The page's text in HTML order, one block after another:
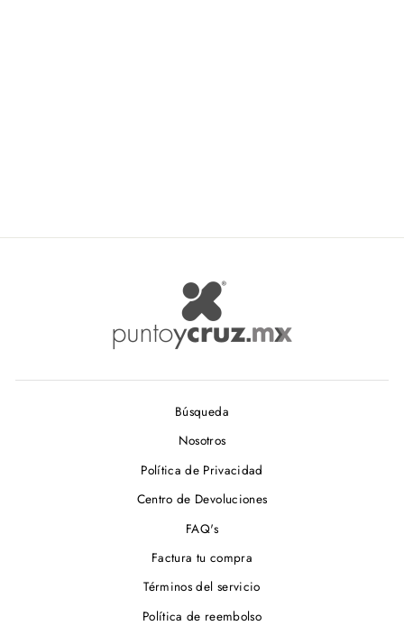
Búsqueda
Nosotros
Política de Privacidad
Centro de Devoluciones
FAQ's
Factura tu compra
Términos del servicio
Política de reembolso